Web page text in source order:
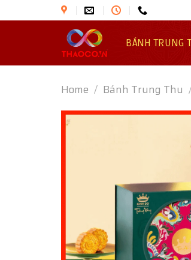
to
BÁNH TRUNG
Home / Bánh Trung Thu